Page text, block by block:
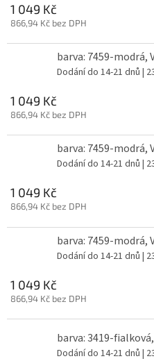
1 049 Kč
866,94 Kč bez DPH
barva: 7459-modrá,
Dodání do 14-21 dnů |
1 049 Kč
866,94 Kč bez DPH
barva: 7459-modrá,
Dodání do 14-21 dnů |
1 049 Kč
866,94 Kč bez DPH
barva: 7459-modrá,
Dodání do 14-21 dnů |
1 049 Kč
866,94 Kč bez DPH
barva: 3419-
Dodání do 14-21 dnů |